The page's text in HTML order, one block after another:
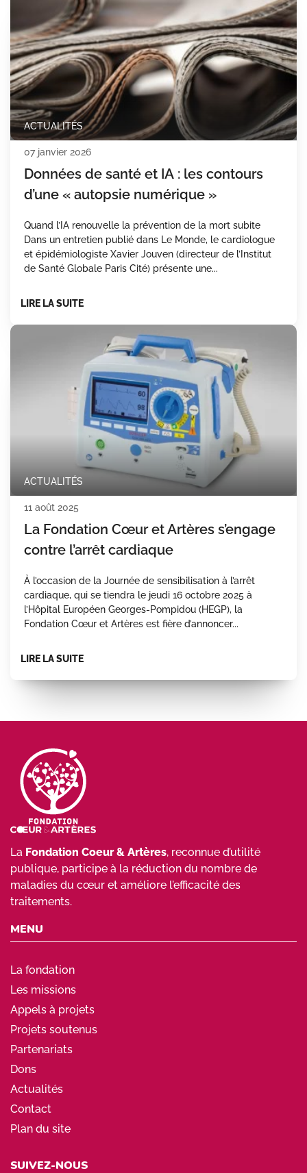
ACTUALITÉS
07 janvier 2026
Données de santé et IA : les contours
d’une « autopsie numérique »
Quand l’IA renouvelle la prévention de la mort subite
Dans un entretien publié dans Le Monde, le cardiologue
et épidémiologiste Xavier Jouven (directeur de l’Institut
de Santé Globale Paris Cité) présente une...
LIRE LA SUITE
ACTUALITÉS
11 août 2025
La Fondation Cœur et Artères s’engage
contre l’arrêt cardiaque
À l’occasion de la Journée de sensibilisation à l’arrêt
cardiaque, qui se tiendra le jeudi 16 octobre 2025 à
l’Hôpital Européen Georges-Pompidou (HEGP), la
Fondation Cœur et Artères est fière d’annoncer...
LIRE LA SUITE
La Fondation Coeur & Artères, reconnue d’utilité
publique, participe à la réduction du nombre de
maladies du cœur et améliore l’efficacité des
traitements.
MENU
La fondation
Les missions
Appels à projets
Projets soutenus
Partenariats
Dons
Actualités
Contact
Plan du site
SUIVEZ-NOUS